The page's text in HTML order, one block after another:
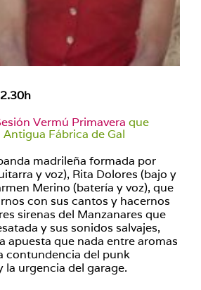
Vermú Primavera que
Fábrica de Gal
madrileña formada por
y voz), Rita Dolores (bajo y
Merino (batería y voz), que
con sus cantos y hacernos
sirenas del Manzanares que
y sus sonidos salvajes,
apuesta que nada entre aromas
contundencia del punk
la urgencia del garage.